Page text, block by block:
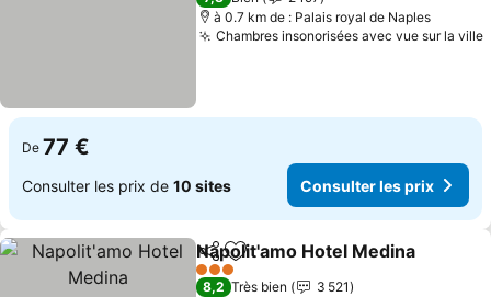
à 0.7 km de : Palais royal de Naples
Chambres insonorisées avec vue sur la ville
De 77 €
Consulter les prix de 10 sites Consulter les prix
PartagerAjouter à mes favoris
Napolit'amo Hotel Medina
3 Étoiles
8,2 Très bien
3 521